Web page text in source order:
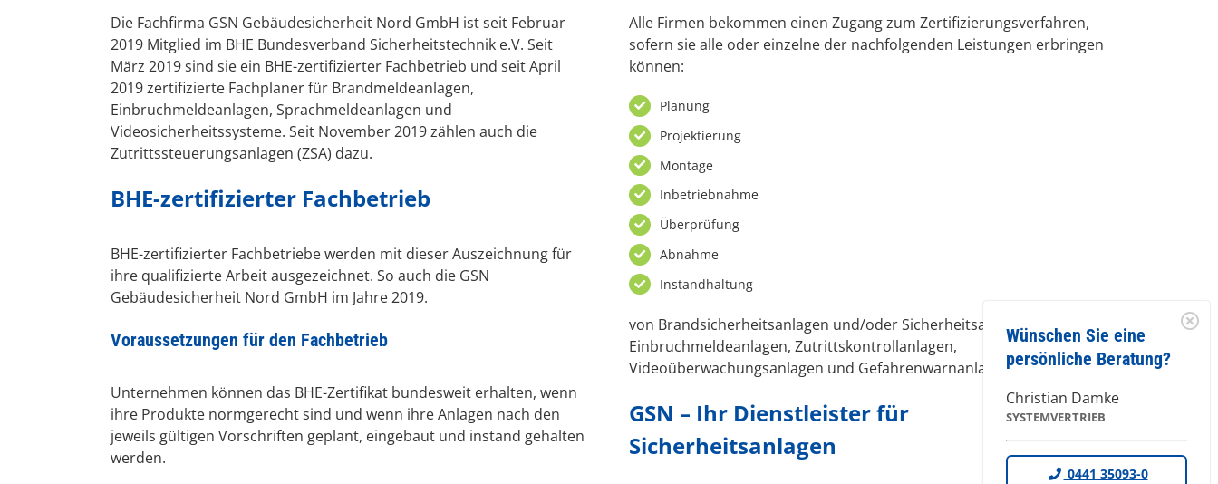
Die Fachfirma GSN Gebäudesicherheit Nord GmbH ist seit Februar
2019 Mitglied im BHE Bundesverband Sicherheitstechnik e.V. Seit
März 2019 sind sie ein BHE-zertifizierter Fachbetrieb und seit April
2019 zertifizierte Fachplaner für Brandmeldeanlagen,
Einbruchmeldeanlagen, Sprachmeldeanlagen und
Videosicherheitssysteme. Seit November 2019 zählen auch die
Zutrittssteuerungsanlagen (ZSA) dazu.
BHE-zertifizierter Fachbetrieb
BHE-zertifizierter Fachbetriebe werden mit dieser Auszeichnung für
ihre qualifizierte Arbeit ausgezeichnet. So auch die GSN
Gebäudesicherheit Nord GmbH im Jahre 2019.
Voraussetzungen für den Fachbetrieb
Unternehmen können das BHE-Zertifikat bundesweit erhalten, wenn
ihre Produkte normgerecht sind und wenn ihre Anlagen nach den
jeweils gültigen Vorschriften geplant, eingebaut und instand gehalten
werden.
Alle Firmen bekommen einen Zugang zum Zertifizierungsverfahren,
sofern sie alle oder einzelne der nachfolgenden Leistungen erbringen
können:
Planung
Projektierung
Montage
Inbetriebnahme
Überprüfung
Abnahme
Instandhaltung
von Brandsicherheitsanlagen und/oder Sicherheitsanlagen (z. B.
Einbruchmeldeanlagen, Zutrittskontrollanlagen,
Videoüberwachungsanlagen und Gefahrenwarnanlagen).
GSN – Ihr Dienstleister für
Sicherheitsanlagen
Wünschen Sie eine
persönliche Beratung?
Christian Damke
SYSTEMVERTRIEB
0441 35093-0